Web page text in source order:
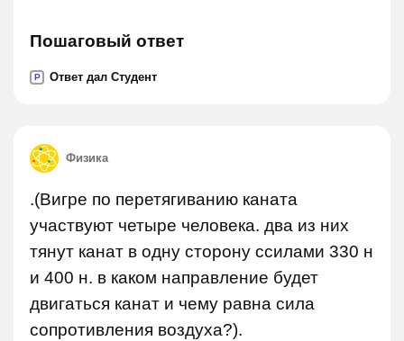
Пошаговый ответ
P Ответ дал Студент
Физика
.(Вигре по перетягиванию каната
участвуют четыре человека. два из них
тянут канат в одну сторону ссилами 330 н
и 400 н. в каком направление будет
двигаться канат и чему равна сила
сопротивления воздуха?).